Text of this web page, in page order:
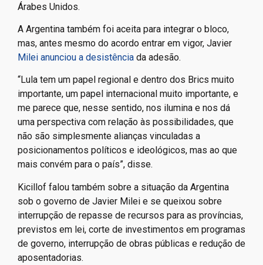
Árabes Unidos.
A Argentina também foi aceita para integrar o bloco,
mas, antes mesmo do acordo entrar em vigor, Javier
Milei anunciou a desistência da adesão.
“Lula tem um papel regional e dentro dos Brics muito
importante, um papel internacional muito importante, e
me parece que, nesse sentido, nos ilumina e nos dá
uma perspectiva com relação às possibilidades, que
não são simplesmente alianças vinculadas a
posicionamentos políticos e ideológicos, mas ao que
mais convém para o país”, disse.
Kicillof falou também sobre a situação da Argentina
sob o governo de Javier Milei e se queixou sobre
interrupção de repasse de recursos para as províncias,
previstos em lei, corte de investimentos em programas
de governo, interrupção de obras públicas e redução de
aposentadorias.